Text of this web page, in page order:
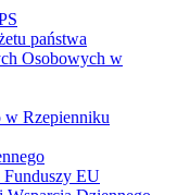
państwa
Osobowych w
w Rzepienniku
Funduszy EU